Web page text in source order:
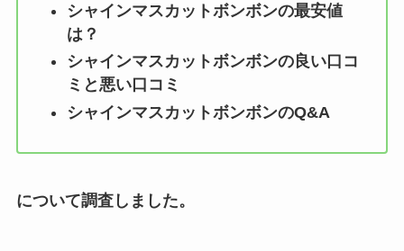
シャインマスカットボンボンの最安値
は？
シャインマスカットボンボンの良い口コ
ミと悪い口コミ
シャインマスカットボンボンのQ&A
について調査しました。